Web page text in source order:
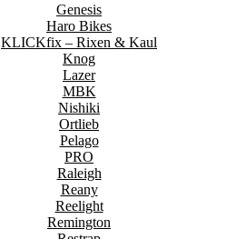
Genesis
Haro Bikes
KLICKfix – Rixen & Kaul
Knog
Lazer
MBK
Nishiki
Ortlieb
Pelago
PRO
Raleigh
Reany
Reelight
Remington